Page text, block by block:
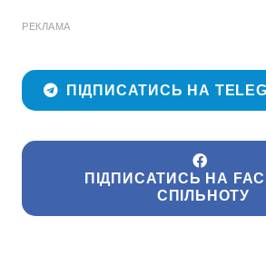
РЕКЛАМА
ПІДПИСАТИСЬ НА
ПІДПИСАТИСЬ НА
СПІЛЬНОТУ